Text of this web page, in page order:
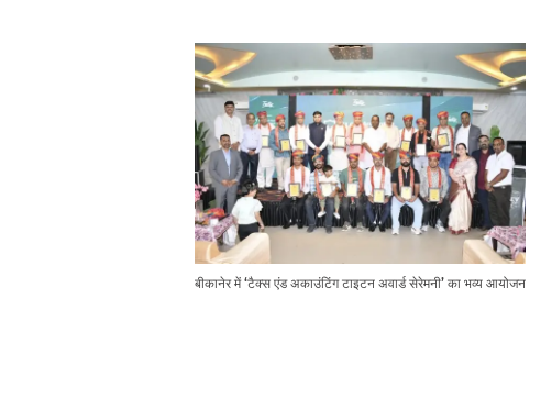
बीकानेर में ‘टैक्स एंड अकाउंटिंग टाइटन अवार्ड सेरेमनी’ का भव्य आयोजन